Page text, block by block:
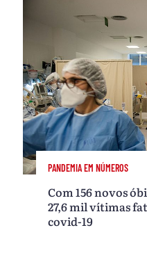
PANDEMIA EM NÚMEROS
Com 156 novos
27,6 mil vítimas
covid-19